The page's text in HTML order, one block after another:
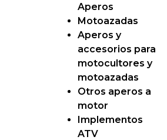
Aperos
Motoazadas
Aperos y
accesorios para
motocultores y
motoazadas
Otros aperos a
motor
Implementos
ATV